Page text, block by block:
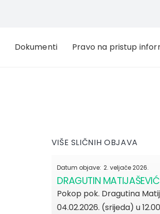
Dokumenti Pravo na pristup
VIŠE SLIČNIH OBJAVA
Datum objave: 2. veljače 2026.
DRAGUTIN
Pokop pok. Dragutina
04.02.2026. (srijeda) u